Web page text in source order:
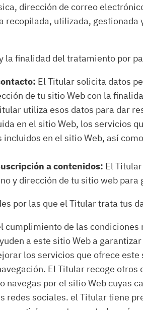
dirección de correo
recopilada, utilizada,
la finalidad del tratamiento por
El Titular solicita datos
de tu sitio Web con la
utiliza esos datos para dar
en el sitio Web, los servicios
en el sitio Web, así
a contenidos: El
y dirección de tu sitio web
por las que el Titular trata tus
cumplimiento de las
a este sitio Web a
los servicios que ofrece este
El Titular recoge
navegas por el sitio Web cuyas
redes sociales. el Titular tiene